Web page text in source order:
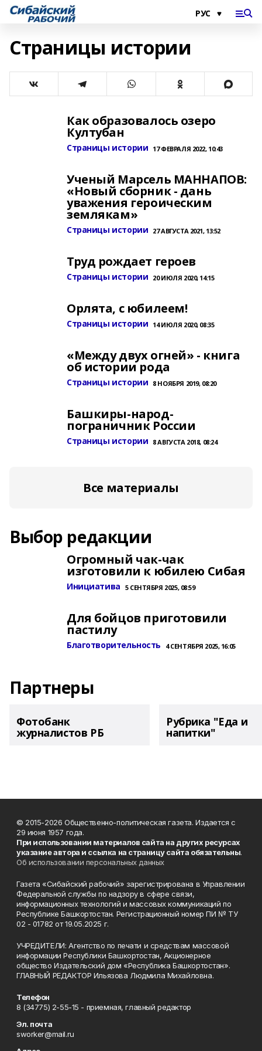
Страницы истории
Как образовалось озеро
Култубан
Страницы истории 17 ФЕВРАЛЯ 2022, 10:43
Ученый Марсель МАННАПОВ:
«Новый сборник - дань
уважения героическим
землякам»
Страницы истории 27 АВГУСТА 2021, 13:52
Труд рождает героев
Страницы истории 20 ИЮЛЯ 2020, 14:15
Орлята, с юбилеем!
Страницы истории 14 ИЮЛЯ 2020, 08:35
«Между двух огней» - книга
об истории рода
Страницы истории 8 НОЯБРЯ 2019, 08:20
Башкиры-народ-
пограничник России
Страницы истории 8 АВГУСТА 2018, 08:24
Все материалы
Выбор редакции
Огромный чак-чак
изготовили к юбилею Сибая
Инициатива 5 СЕНТЯБРЯ 2025, 08:59
Для бойцов приготовили
пастилу
Благотворительность 4 СЕНТЯБРЯ 2025, 16:05
Партнеры
Фотобанк
журналистов РБ
Рубрика "Еда и
напитки"
© 2015-2026 Общественно-политическая газета. Издается с
29 июня 1957 года.
При использовании материалов сайта на других ресурсах
указание автора и ссылка на страницу сайта обязательны.
Об использовании персональных данных
Газета «Сибайский рабочий» зарегистрирована в Управлении
Федеральной службы по надзору в сфере связи,
информационных технологий и массовых коммуникаций по
Республике Башкортостан. Регистрационный номер ПИ № ТУ
02 - 01782 от 19.05.2025 г.
УЧРЕДИТЕЛИ: Агентство по печати и средствам массовой
информации Республики Башкортостан, Акционерное
общество Издательский дом «Республика Башкортостан».
ГЛАВНЫЙ РЕДАКТОР Ильязова Людмила Михайловна.
Телефон
8 (34775) 2-55-15 - приемная, главный редактор
Эл. почта
sworker@mail.ru